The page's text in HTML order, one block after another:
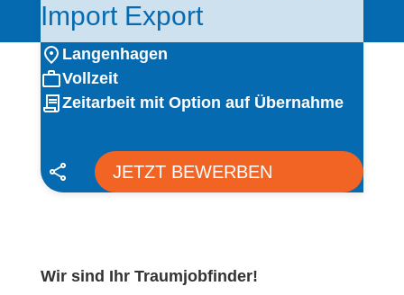
Import Export
Langenhagen
Vollzeit
Zeitarbeit mit Option auf Übernahme
JETZT BEWERBEN
Wir sind Ihr Traumjobfinder!